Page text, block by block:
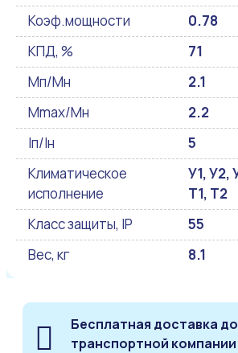
Коэф.мощности
0.78
КПД, %
71
Мп/Мн
2.1
Mmax/Mн
2.2
Iп/Iн
5
Климатическое
исполнение
У1, У2,
Т1, Т2
Класс защиты, IP
55
Вес, кг
8.1
Бесплатная доставка до
транспортной